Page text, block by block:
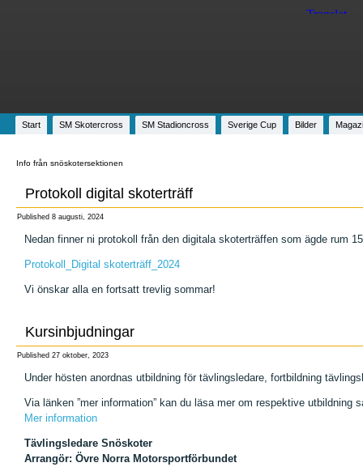
Start SM Skotercross SM Stadioncross Sverige Cup Bilder
Info från snöskotersektionen
Protokoll digital skoterträff
Published 8 augusti, 2024
Nedan finner ni protokoll från den digitala skoterträffen som ägde rum
Protokoll_Digital skoterträff_2024
Vi önskar alla en fortsatt trevlig sommar!
Kursinbjudningar
Published 27 oktober, 2023
Under hösten anordnas utbildning för tävlingsledare, fortbildning
Via länken ”mer information” kan du läsa mer om respektive utbildning
Mer information
Tävlingsledare Snöskoter
Arrangör: Övre Norra Motorsportförbundet